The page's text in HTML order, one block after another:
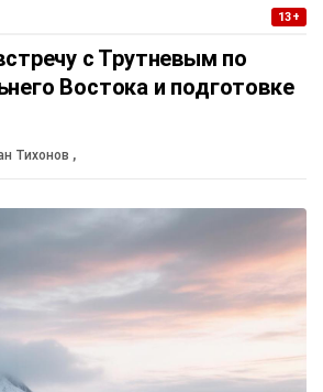
13+
с Трутневым по
Востока и подготовке
Тихонов ,